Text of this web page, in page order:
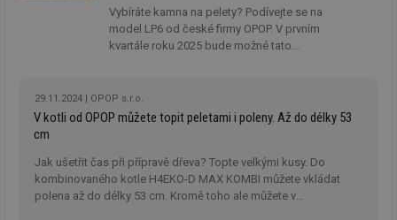
Vybíráte kamna na pelety? Podívejte se na
model LP6 od české firmy OPOP. V prvním
kvartále roku 2025 bude možné tato
peletových kamen, z jakých designů si
vybrat nebo jak snadno nastavit výkon
29.11.2024 OPOP s.r.o.
V kotli od OPOP můžete topit peletami i poleny. Až do délky 53
cm
Jak ušetřit čas při přípravě dřeva? Topte velkými kusy. Do
kombinovaného kotle H4EKO-D MAX KOMBI můžete vkládat
polena až do délky 53 cm. Kromě toho ale můžete v